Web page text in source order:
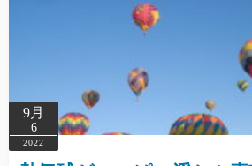
9月
6
2022